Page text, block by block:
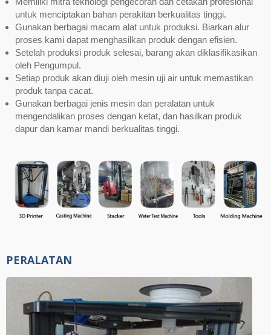
untuk menciptakan bahan perakitan berkualitas tinggi.
Gunakan berbagai macam alat untuk produksi. Biarkan alur
proses kami dapat menghasilkan produk dengan efisien.
Setelah produksi produk selesai, barang akan diklasifikasikan
oleh Pengumpul.
Setiap produk akan diuji oleh mesin uji air untuk memastikan
produk tanpa cacat.
Gunakan berbagai jenis mesin dan peralatan untuk
mengendalikan proses dengan ketat, dan hasilkan produk
dapur dan kamar mandi berkualitas tinggi.
PERALATAN